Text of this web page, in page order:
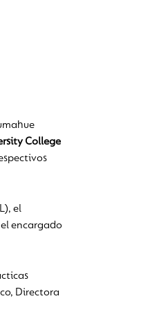
College
el
encargado
Directora